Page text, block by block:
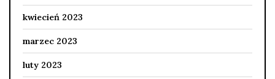
kwiecień 2023
marzec 2023
luty 2023